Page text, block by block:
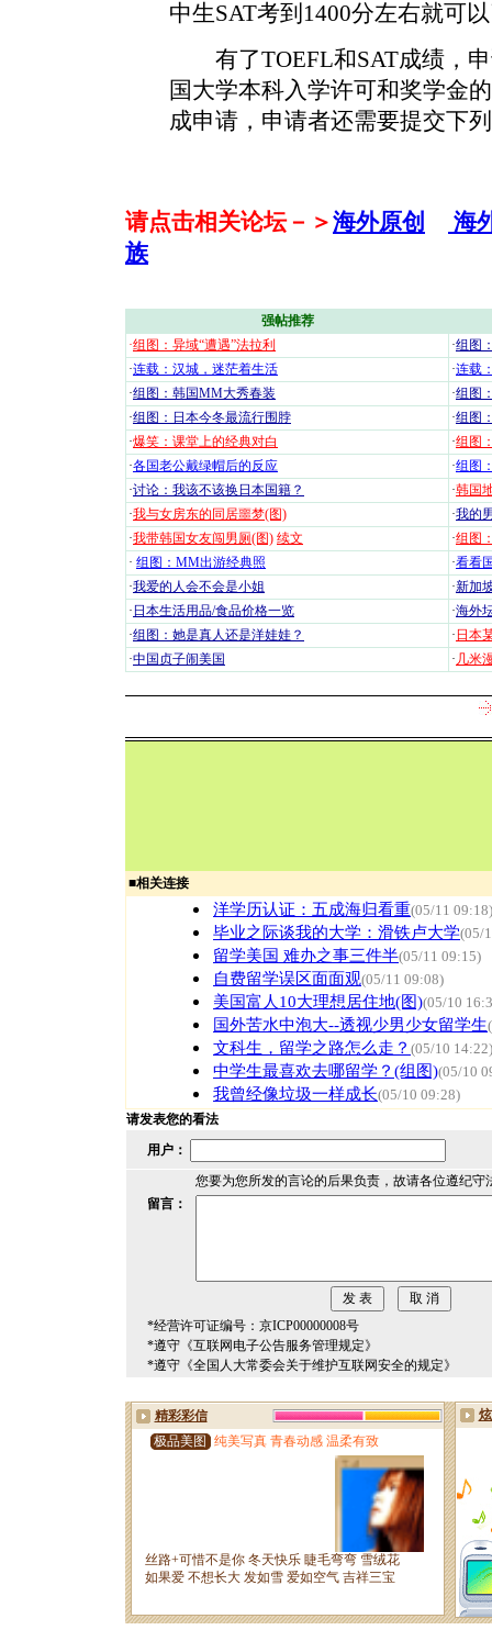
中生SAT考到1400分左右就可
有了TOEFL和SAT成绩，申
国大学本科入学许可和奖学金
成申请，申请者还需要提交下
请点击相关论坛－＞海外原创
海
族
强帖推荐
·组图：异域“遭遇”法拉利 ·组图
·连载：汉城，迷茫着生活 ·连载
·组图：韩国MM大秀春装 ·组图
·组图：日本今冬最流行围脖 ·组图
·爆笑：课堂上的经典对白 ·组图
·各国老公戴绿帽后的反应 ·组图
·讨论：我该不该换日本国籍？ ·韩国
·我与女房东的同居噩梦(图) ·我的
·我带韩国女友闯男厕(图) 续文 ·组图
· 组图：MM出游经典照 ·看看
·我爱的人会不会是小姐 ·新加
· 日本生活用品/食品价格一览 ·海外
·组图：她是真人还是洋娃娃？ · 日本
·中国贞子闹美国 · 几米
■相关连接
洋学历认证：五成海归看重(05/11 09:18)
毕业之际谈我的大学：滑铁卢大学(05/
留学美国 难办之事三件半(05/11 09:15)
自费留学误区面面观(05/11 09:08)
美国富人10大理想居住地(图)(05/10
国外苦水中泡大--透视少男少女留学生
文科生，留学之路怎么走？ (05/10 14:22)
中学生最喜欢去哪留学？(组图)(05/10
我曾经像垃圾一样成长(05/10 09:28)
请发表您的看法
用户：
您要为您所发的言论的后果负责，故请各位遵纪守
留言：
*经营许可证编号：京ICP00000008号
*遵守《互联网电子公告服务管理规定》
*遵守《全国人大常委会关于维护互联网安全的规定》